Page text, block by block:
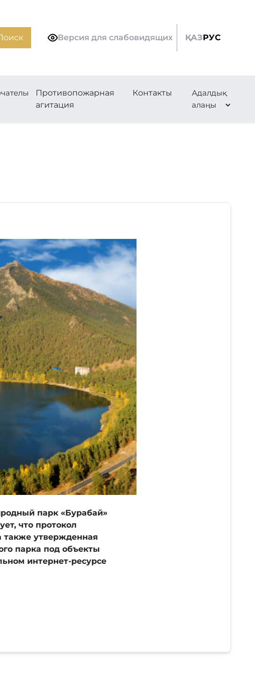
Версия для слабовидящих ҚАЗРУС
Противопожарная
агитация
Контакты
Адалдық
алаңы
парк «Бурабай»
что протокол
также утвержденная
парка под объекты
интернет-ресурсе